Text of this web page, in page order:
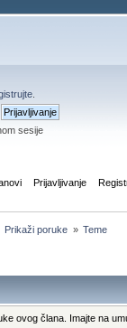
sesije
Prijavljivanje
Prikaži poruke » Teme
ovog člana. Imajte na